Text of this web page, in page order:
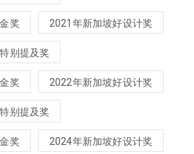
奖 2021年新加坡好设计奖
别提及奖
奖 2022年新加坡好设计奖
别提及奖
奖 2024年新加坡好设计奖